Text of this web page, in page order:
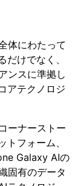
体にわたって
だけでなく、
ンスに準拠し
アテクノロジ
ーナーストー
トフォーム、
Galaxy AIの
固有のデータ